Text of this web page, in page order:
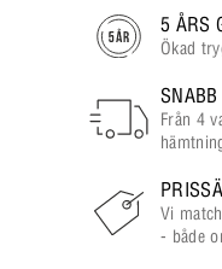
5 ÅRS
Ökad
SNABB
Från 4
Vi
- både